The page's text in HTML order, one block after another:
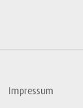
Impressum